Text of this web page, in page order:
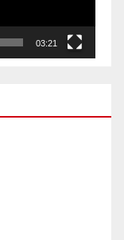
03:21